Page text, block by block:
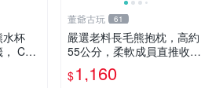
水杯
CO
請參閱
絨小
董爺古玩 61
嚴選老料長毛熊抱枕，高約
55公分，柔軟成員直推收藏
長毛熊 柔軟熊抱枕 55公分
$1,160